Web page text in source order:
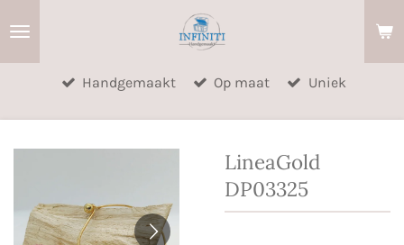
hoofdinhoud
Handgemaakt Op maat Uniek
LineaGold
DP03325